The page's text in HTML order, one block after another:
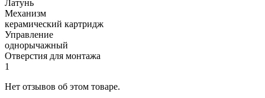
Латунь
Механизм
керамический картридж
Управление
однорычажный
Отверстия для монтажа
1
Нет отзывов об этом товаре.